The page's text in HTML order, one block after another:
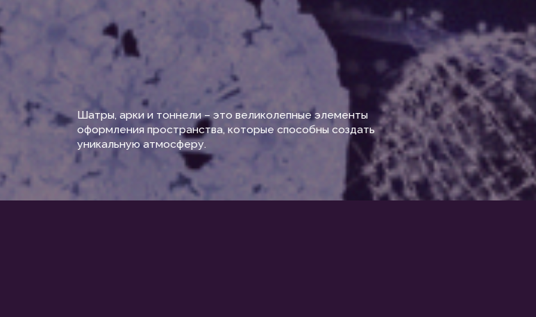
Шатры, арки и тоннели – это великолепные элементы
оформления пространства, которые способны создать
уникальную атмосферу.